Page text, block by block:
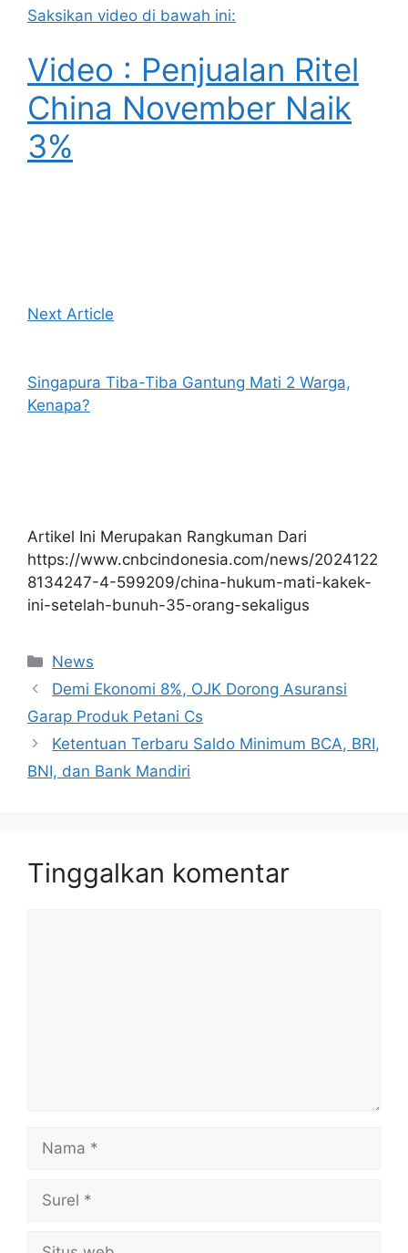
Saksikan video di bawah ini:
Video : Penjualan Ritel
China November Naik
3%
Next Article
Singapura Tiba-Tiba Gantung Mati 2 Warga,
Kenapa?
Artikel Ini Merupakan Rangkuman Dari
https://www.cnbcindonesia.com/news/2024122
8134247-4-599209/china-hukum-mati-kakek-
ini-setelah-bunuh-35-orang-sekaligus
Kategori
News
Demi Ekonomi 8%, OJK Dorong Asuransi
Garap Produk Petani Cs
Ketentuan Terbaru Saldo Minimum BCA, BRI,
BNI, dan Bank Mandiri
Tinggalkan komentar